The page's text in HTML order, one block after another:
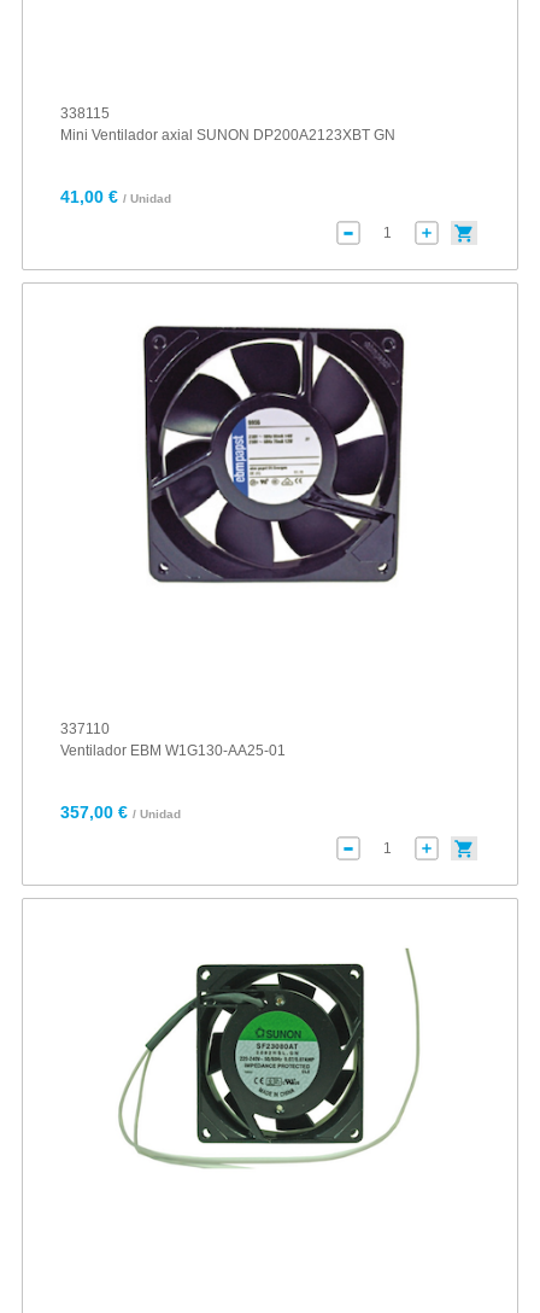
338115
Mini Ventilador axial SUNON DP200A2123XBT GN
41,00 € / Unidad
337110
Ventilador EBM W1G130-AA25-01
357,00 € / Unidad